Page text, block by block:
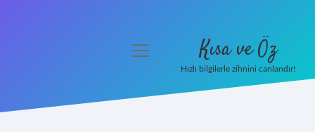
menüyü
Kısa ve Öz
Hızlı bilgilerle zihnini canlandır!